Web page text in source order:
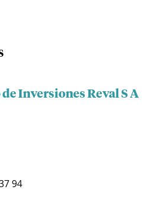
Inversiones Reval S A
94